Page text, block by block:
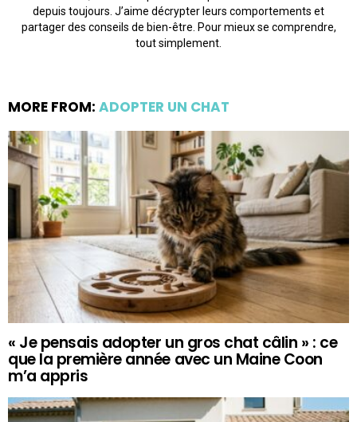
depuis toujours. J’aime décrypter leurs comportements et
partager des conseils de bien-être. Pour mieux se comprendre,
tout simplement.
MORE FROM: ADOPTER UN CHAT
« Je pensais adopter un gros chat câlin » : ce
que la première année avec un Maine Coon
m’a appris